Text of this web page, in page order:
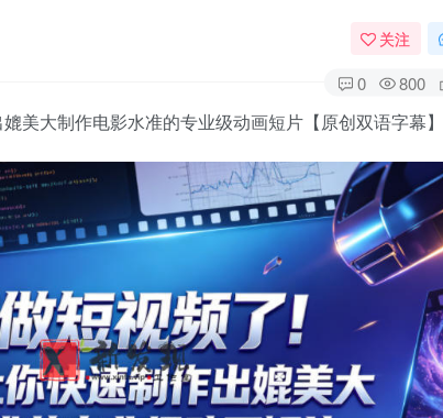
关注
0 800
美大制作电影水准的专业级动画短片【原创双语字幕】